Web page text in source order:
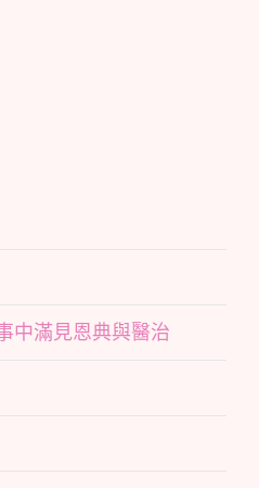
中滿見恩典與醫治